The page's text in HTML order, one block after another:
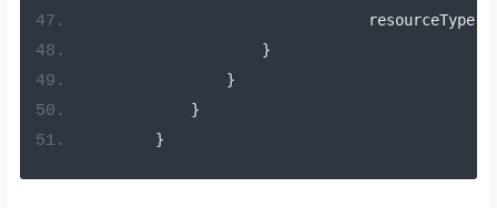
                                resourceType
,
}
}
}
}